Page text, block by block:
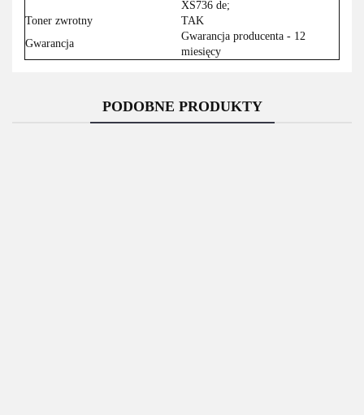
XS736 de;
Toner zwrotny
TAK
Gwarancja
Gwarancja producenta - 12
miesięcy
PODOBNE PRODUKTY